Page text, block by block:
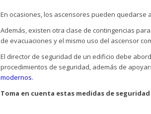
En ocasiones, los ascensores pueden
Además, existen otra clase de contingencias
de evacuaciones y el mismo uso del ascensor
El director de seguridad de un edificio debe
procedimientos de seguridad, además de
modernos.
Toma en cuenta estas medidas de